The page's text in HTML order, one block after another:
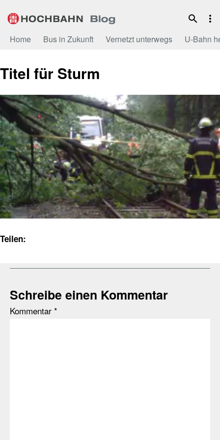
Inhalt
Home Bus in Zukunft Vernetzt unterwegs U-Bahn
Titel für Sturm
Teilen:
Schreibe einen Kommentar
Kommentar *